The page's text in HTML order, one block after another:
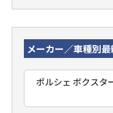
メーカー／車種別
ポルシェ ボクスタ